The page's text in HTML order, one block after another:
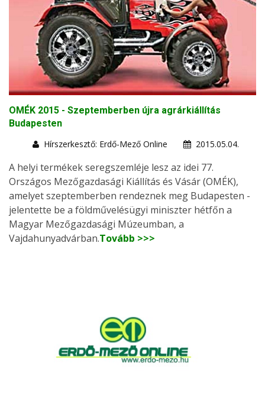
OMÉK 2015 - Szeptemberben újra agrárkiállítás
Budapesten
Hírszerkesztő: Erdő-Mező Online
2015.05.04.
A helyi termékek seregszemléje lesz az idei 77.
Országos Mezőgazdasági Kiállítás és Vásár (OMÉK),
amelyet szeptemberben rendeznek meg Budapesten -
jelentette be a földművelésügyi miniszter hétfőn a
Magyar Mezőgazdasági Múzeumban, a
Vajdahunyadvárban.Tovább >>>